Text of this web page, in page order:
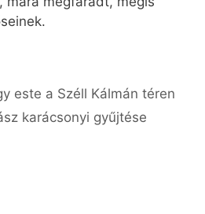
este a Széll Kálmán téren
karácsonyi gyűjtése